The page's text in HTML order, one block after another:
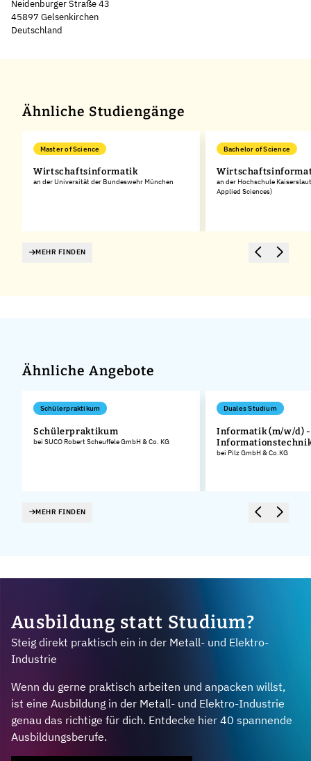
Neidenburger Straße 43
45897 Gelsenkirchen
Deutschland
Ähnliche Studiengänge
Master of Science
Wirtschaftsinformatik
an der Universität der Bundeswehr München
Bachelor of Science
an der Hochschule
Applied Sciences)
MEHR FINDEN
Ähnliche Angebote
Schülerpraktikum
Schülerpraktikum
bei SUCO Robert Scheuffele GmbH & Co. KG
Duales Studium
Informatik (m/w/d) -
bei Pilz GmbH & Co.KG
MEHR FINDEN
Ausbildung statt Studium?
Steig direkt praktisch ein in der Metall- und Elektro-
Industrie
Wenn du gerne praktisch arbeiten und anpacken willst,
ist eine Ausbildung in der Metall- und Elektro-Industrie
genau das richtige für dich. Entdecke hier 40 spannende
Ausbildungsberufe.